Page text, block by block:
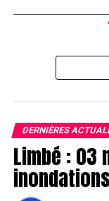
DERNIÈRES
Limbé : 03
inondations